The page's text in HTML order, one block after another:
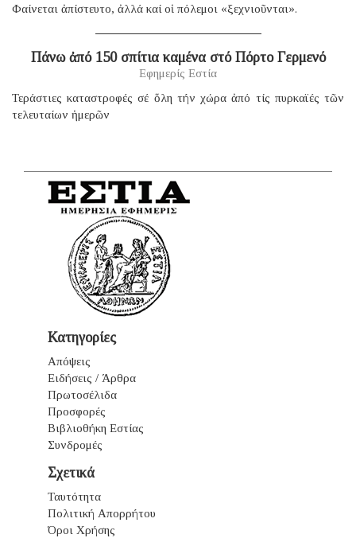
Φαίνεται ἀπίστευτο, ἀλλά καί οἱ πόλεμοι «ξεχνιοῦνται».
Πάνω ἀπό 150 σπίτια καμένα στό Πόρτο Γερμενό
Εφημερίς Εστία
Τεράστιες καταστροφές σέ ὅλη τήν χώρα ἀπό τίς πυρκαϊές τῶν
τελευταίων ἡμερῶν
Κατηγορίες
Απόψεις
Ειδήσεις / Άρθρα
Πρωτοσέλιδα
Προσφορές
Βιβλιοθήκη Εστίας
Συνδρομές
Σχετικά
Ταυτότητα
Πολιτική Απορρήτου
Όροι Χρήσης